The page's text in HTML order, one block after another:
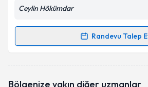
Metni'ni okudum ve kişisel
Ceylin Hökümdar
Randevu Talep
Randevu Takvimi Talebi
Bölgenize yakın diğer uzmanlar